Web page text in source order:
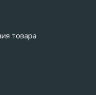
товара